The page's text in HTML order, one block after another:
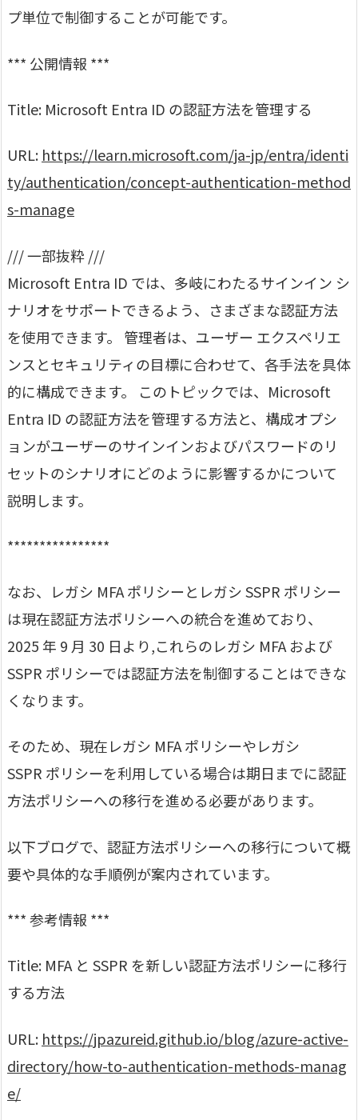
プ単位で制御することが可能です。
*** 公開情報 ***
Title: Microsoft Entra ID の認証方法を管理する
URL: https://learn.microsoft.com/ja-jp/entra/identi
ty/authentication/concept-authentication-method
s-manage
/// 一部抜粋 ///
Microsoft Entra ID では、多岐にわたるサインイン シ
ナリオをサポートできるよう、さまざまな認証方法
を使用できます。 管理者は、ユーザー エクスペリエ
ンスとセキュリティの目標に合わせて、各手法を具体
的に構成できます。 このトピックでは、Microsoft
Entra ID の認証方法を管理する方法と、構成オプシ
ョンがユーザーのサインインおよびパスワードのリ
セットのシナリオにどのように影響するかについて
説明します。
****************
なお、レガシ MFA ポリシーとレガシ SSPR ポリシー
は現在認証方法ポリシーへの統合を進めており、
2025 年 9 月 30 日より,これらのレガシ MFA および
SSPR ポリシーでは認証方法を制御することはできな
くなります。
そのため、現在レガシ MFA ポリシーやレガシ
SSPR ポリシーを利用している場合は期日までに認証
方法ポリシーへの移行を進める必要があります。
以下ブログで、認証方法ポリシーへの移行について概
要や具体的な手順例が案内されています。
*** 参考情報 ***
Title: MFA と SSPR を新しい認証方法ポリシーに移行
する方法
URL: https://jpazureid.github.io/blog/azure-active-
directory/how-to-authentication-methods-manag
e/